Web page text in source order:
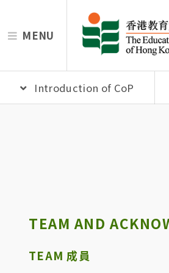
MENU
Introduction of CoP
TEAM AND
TEAM 成員